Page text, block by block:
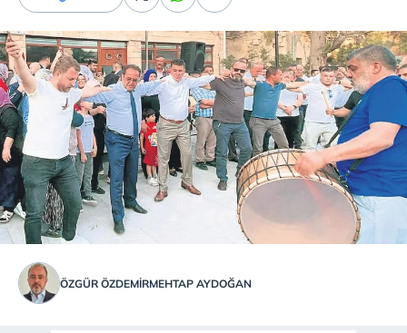
ÖZGÜR ÖZDEMİRMEHTAP AYDOĞAN